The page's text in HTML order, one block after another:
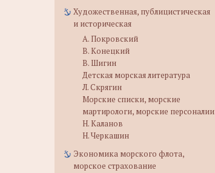
Художественная, публицистическая
и историческая
А. Покровский
В. Конецкий
В. Шигин
Детская морская литература
Л. Скрягин
Морские списки, морские
мартирологи, морские персоналии
Н. Каланов
Н. Черкашин
Экономика морского флота,
морское страхование